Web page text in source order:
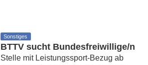
Sonstiges
BTTV sucht Bundesfreiwillige/n
Stelle mit Leistungssport-Bezug ab